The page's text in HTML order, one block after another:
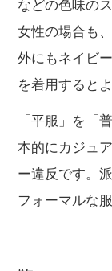
などの色味の
女性の場合も
外にもネイビ
を着用すると
「平服」を「
本的にカジュ
ー違反です。
フォーマルな